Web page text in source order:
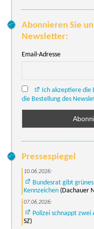
Abonnieren Sie
Newsletter:
Email-Adresse
Ich akzeptiere die
die Bestellung des
Pressespiegel
10.06.2026:
Bundesrat gibt
Kennzeichen (Dachauer
07.06.2026:
Polizei schnappt zwei
SZ)